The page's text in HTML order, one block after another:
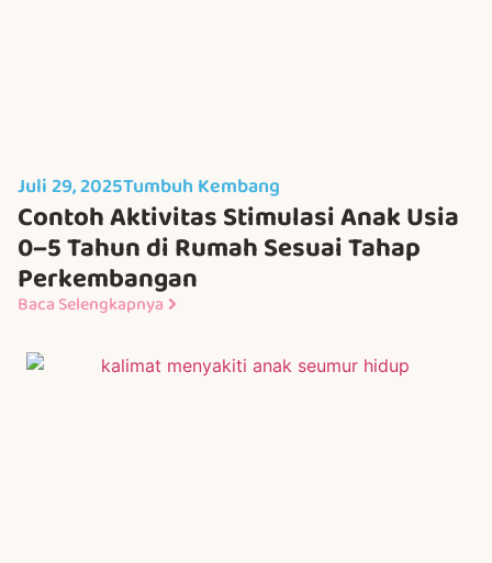
Juli 29, 2025Tumbuh Kembang
Contoh Aktivitas Stimulasi Anak Usia
0–5 Tahun di Rumah Sesuai Tahap
Perkembangan
Baca Selengkapnya